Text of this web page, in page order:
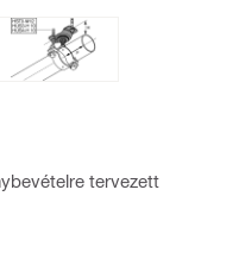
tervezett